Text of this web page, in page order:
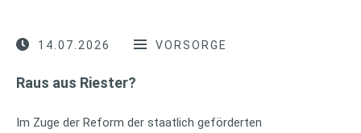
14.07.2026 VORSORGE
Raus aus Riester?
Im Zuge der Reform der staatlich geförderten